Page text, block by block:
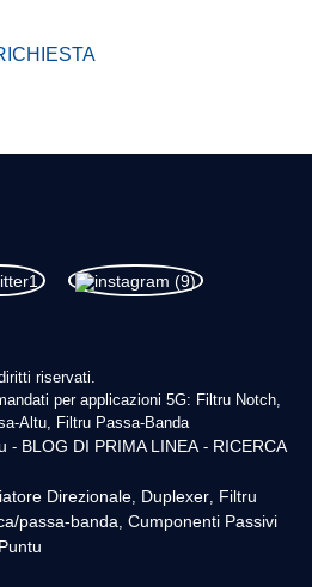
riservati.
per applicazioni 5G: Filtru Notch,
Altu, Filtru Passa-Banda
- BLOG DI PRIMA LINEA - RICERCA
Direzionale Duplexer Filtru
passa-banda ,Cumponenti Passivi